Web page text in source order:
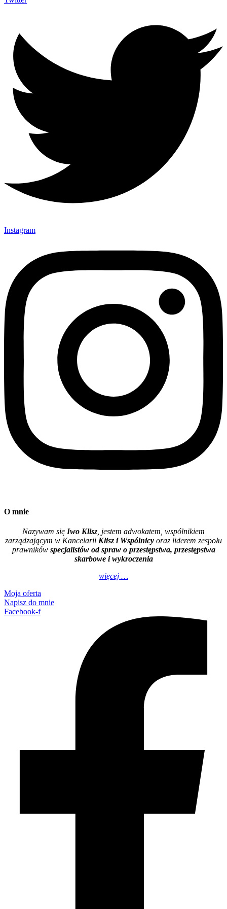
Instagram
O mnie
Nazywam się Iwo Klisz, jestem adwokatem, wspólnikiem
zarządzającym w Kancelarii Klisz i Wspólnicy oraz liderem zespołu
prawników specjalistów od spraw o przestępstwa, przestępstwa
skarbowe i wykroczenia
więcej …
Moja oferta
Napisz do mnie
Facebook-f